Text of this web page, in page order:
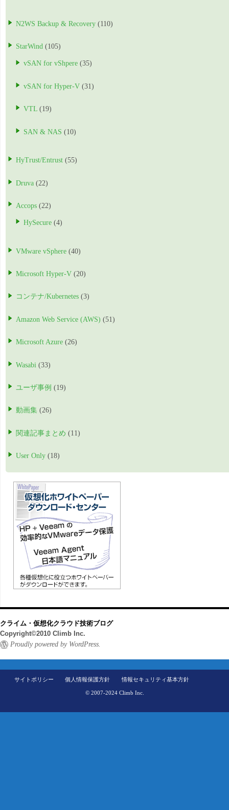
N2WS Backup & Recovery (110)
StarWind (105)
vSAN for vShpere (35)
vSAN for Hyper-V (31)
VTL (19)
SAN & NAS (10)
HyTrust/Entrust (55)
Druva (22)
Accops (22)
HySecure (4)
VMware vSphere (40)
Microsoft Hyper-V (20)
コンテナ/Kubernetes (3)
Amazon Web Service (AWS) (51)
Microsoft Azure (26)
Wasabi (33)
ユーザ事例 (19)
動画集 (26)
関連記事まとめ (11)
User Only (18)
クライム・仮想化クラウド技術ブログ
Copyright©2010 Climb Inc.
Proudly powered by WordPress.
サイトポリシー 個人情報保護方針 情報セキュリティ基本方針
© 2007-2024 Climb Inc.